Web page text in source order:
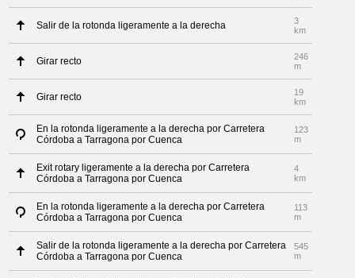
Salir de la rotonda ligeramente a la derecha
3
km
Girar recto
246
m
Girar recto
19
km
En la rotonda ligeramente a la derecha por Carretera
Córdoba a Tarragona por Cuenca
123
m
Exit rotary ligeramente a la derecha por Carretera
Córdoba a Tarragona por Cuenca
4
km
En la rotonda ligeramente a la derecha por Carretera
Córdoba a Tarragona por Cuenca
113
m
Salir de la rotonda ligeramente a la derecha por Carretera
Córdoba a Tarragona por Cuenca
545
m